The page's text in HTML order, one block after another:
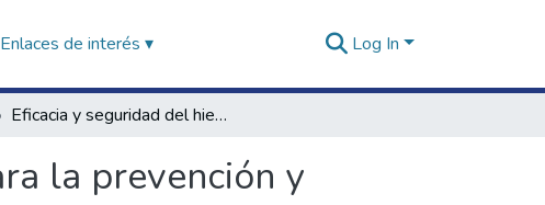
Enlaces de interés ▾ Log In
Eficacia y seguridad del hierro polimaltosado para la prevención y tratamiento de anemia infantil (versión 2)
la prevención y